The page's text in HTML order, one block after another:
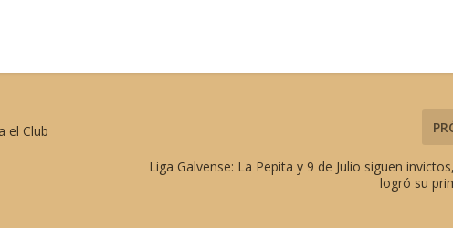
el Club
Liga Galvense: La Pepita y 9 de Julio siguen
logró su